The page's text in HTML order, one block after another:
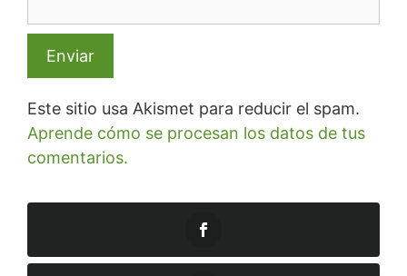
Este sitio usa Akismet para reducir el spam.
Aprende cómo se procesan los datos de tus
comentarios.